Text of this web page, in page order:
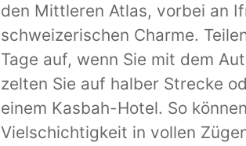
den Mittleren Atlas, vorbei an
schweizerischen Charme.
Tage auf, wenn Sie mit dem
zelten Sie auf halber Strecke
einem Kasbah-Hotel. So
Vielschichtigkeit in vollen